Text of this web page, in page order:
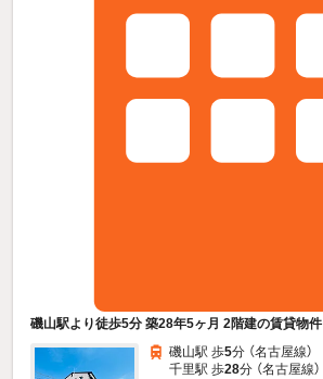
磯山駅より徒歩5分 築28年5ヶ月 2階建の賃貸物件
磯山駅 歩5分 （名古屋線）
千里駅 歩28分 （名古屋線）